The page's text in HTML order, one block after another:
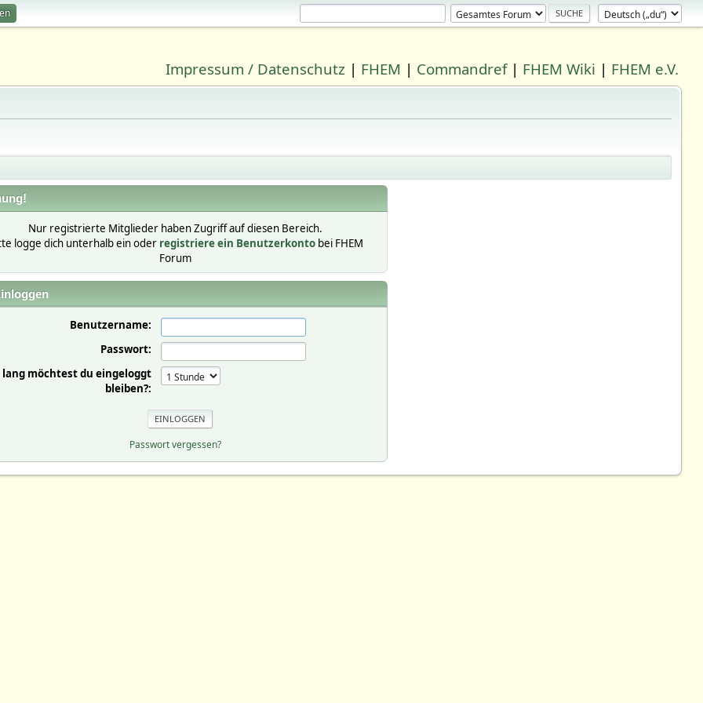
Impressum / Datenschutz | FHEM | Commandref| FHEM Wiki | FHEM e.V.
Nur registrierte Mitglieder haben Zugriff auf diesen Bereich.
logge dich unterhalb ein oder registriere ein Benutzerkontobei FHEM
Forum
Benutzername:
Passwort:
lang möchtest du eingeloggt
bleiben?:
Passwort vergessen?